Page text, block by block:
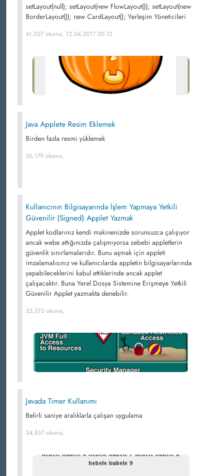
setLayout(null); setLayout(new FlowLayout()); setLayout(new
BorderLayout()); new CardLayout(); Yerleşim Yöneticileri
41,027 okuma, 12.04.2017 00:12
Java Applete Resim Eklemek
Birden fazla resmi yüklemek
36,179 okuma,
Kullanıcının Bilgisayarında İşlem Yapmaya Yetkili
Güvenilir (Signed) Applet Yazmak
Applet kodlarınız kendi makinenizde sorunsuzca çalışıyor
ancak webe attığınızda çalışmıyorsa sebebi appletlerin
güvenlik sınırlamalarıdır. Bunu aşmak için appleti
imzalamalısınız ve kullanıcılarda appletin bilgisayarlarında
yapabileceklerini kabul ettiklerinde ancak applet
çalışacaktır. Buna Yerel Dosya Sistemine Erişmeye Yetkili
Güvenilir Applet yazmakta denebilir.
35,510 okuma,
Javada Timer Kullanımı
Belirli saniye aralıklarla çalışan uygulama
34,857 okuma,